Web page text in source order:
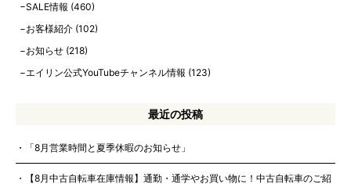
SALE情報 (460)
お客様紹介 (102)
お知らせ (218)
エイリン公式YouTubeチャンネル情報 (123)
最近の投稿
「8月営業時間と夏季休暇のお知らせ」
【8月中古自転車在庫情報】通勤・通学やお買い物に！中古自転車のご紹